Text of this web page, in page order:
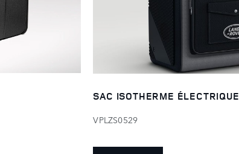
SAC ISOTHERME ÉLECTRIQUE
VPLZS0529